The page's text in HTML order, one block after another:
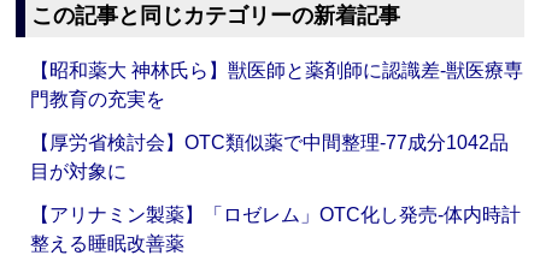
この記事と同じカテゴリーの新着記事
【昭和薬大 神林氏ら】獣医師と薬剤師に認識差‐獣医療専
門教育の充実を
【厚労省検討会】OTC類似薬で中間整理‐77成分1042品
目が対象に
【アリナミン製薬】「ロゼレム」OTC化し発売‐体内時計
整える睡眠改善薬